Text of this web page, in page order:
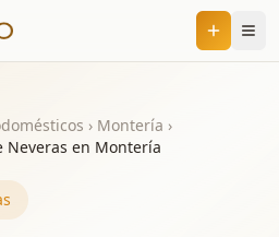
› Montería ›
Neveras en Montería